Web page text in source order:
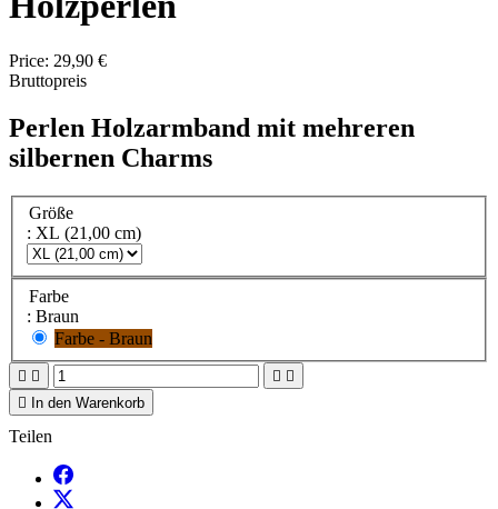
Price: 29,90 €
Bruttopreis
Perlen Holzarmband mit mehreren
silbernen Charms
Größe
: XL (21,00 cm)
Farbe
: Braun
Farbe - Braun
   

In den Warenkorb
Teilen